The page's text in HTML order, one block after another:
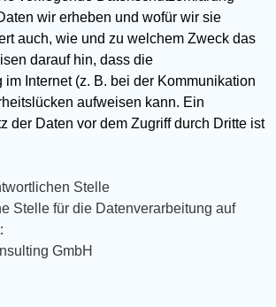
wir erheben und wofür wir sie
auch, wie und zu welchem Zweck das
darauf hin, dass die
im Internet (z. B. bei der Kommunikation
aufweisen kann. Ein
der Daten vor dem Zugriff durch Dritte ist
Stelle
Stelle für die Datenverarbeitung auf
GmbH